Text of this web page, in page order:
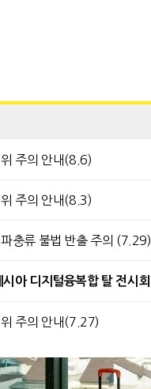
주의 안내(8.6)
주의 안내(8.3)
충류 불법 반출 주의 (7.29)
아 디지털융복합 탈 전시회
위 주의 안내(7.27)